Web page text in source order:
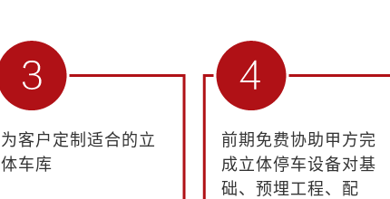
为客户定制适合的立
体车库
前期免费协助甲方完
成立体停车设备对基
础、预埋工程、配